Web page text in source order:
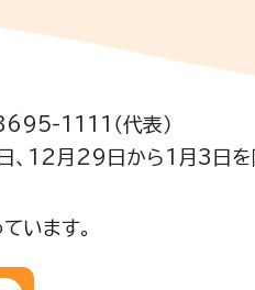
1111（代表）
、12月29日から1月3日を
います。